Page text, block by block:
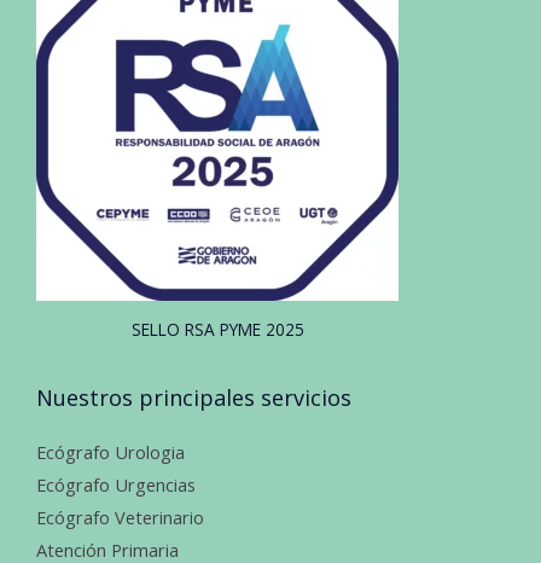
SELLO RSA PYME 2025
Nuestros principales servicios
Ecógrafo Urologia
Ecógrafo Urgencias
Ecógrafo Veterinario
Atención Primaria